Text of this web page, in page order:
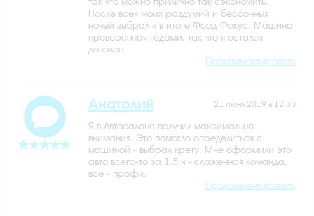
После всех моих раздумий и бессонных
ночей выбрал я в итоге Форд Фокус. Машина
проверенная годами, так что я остался
доволен
Прокомментировать
21 июня 2019 в 12:35
Анатолий
Я в Автосалоне получил максимально
внимания. Это помогло определиться с
машиной - выбрал крету. Мне оформили это
авто всего-то за 1.5 ч - слаженная команда,
все - профи.
Прокомментировать